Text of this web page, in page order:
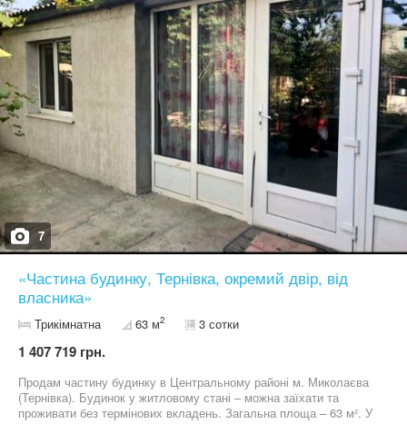
7
«Частина будинку, Тернівка, окремий двір, від
власника»
Трикімнатна 63 м2 3 сотки
1 407 719 грн.
Продам частину будинку в Центральному районі м. Миколаєва
(Тернівка). Будинок у житловому стані – можна заїхати та
проживати без термінових вкладень. Загальна площа – 63 м². У